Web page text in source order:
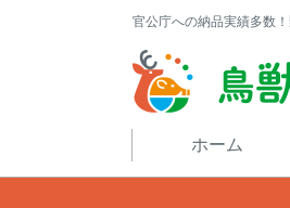
官公庁への納品実績多数
ホーム